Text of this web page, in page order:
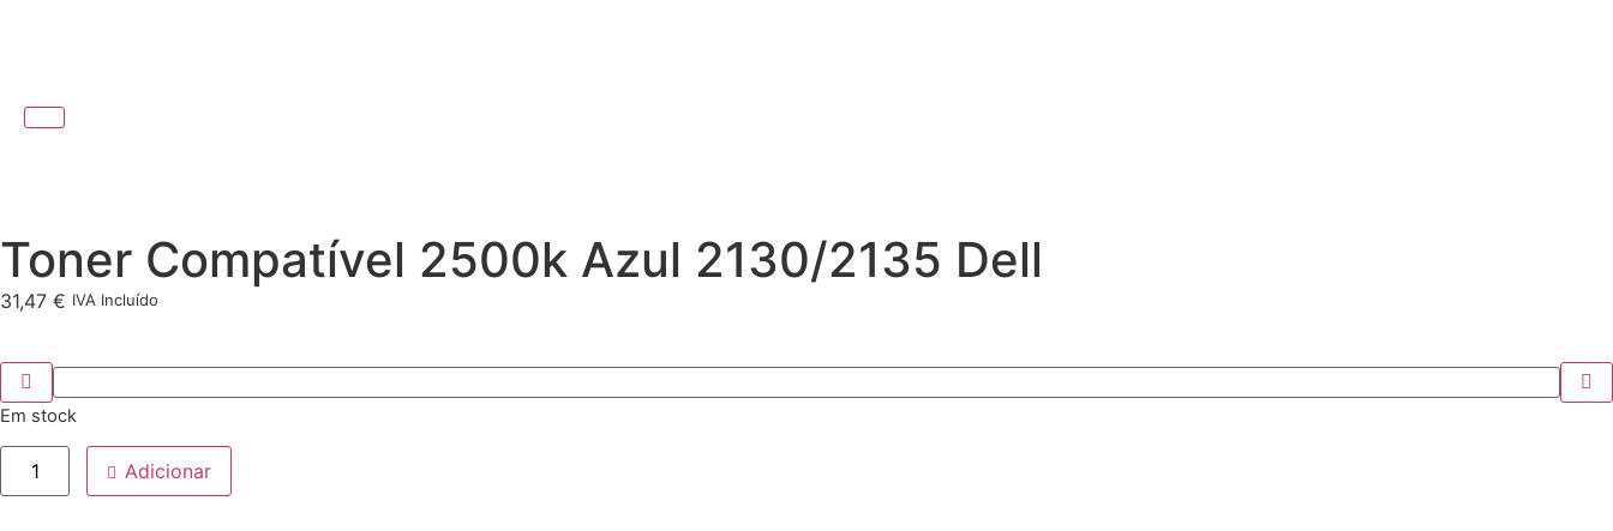
Toner Compatível 2500k Azul 2130/2135 Dell
31,47 € IVA Incluído
Em stock
Adicionar